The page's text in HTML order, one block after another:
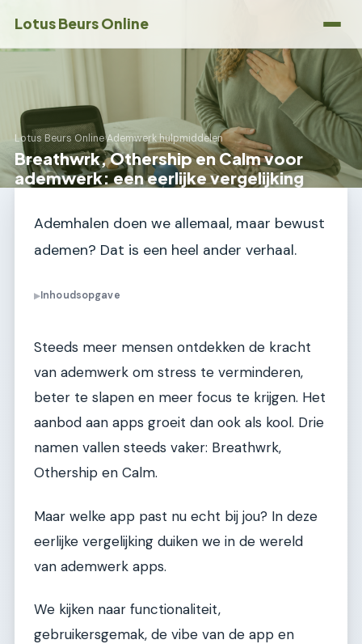
Lotus Beurs Online
Lotus Beurs Online›Ademwerk hulpmiddelen
Breathwrk, Othership en Calm voor
ademwerk: een eerlijke vergelijking
Ademhalen doen we allemaal, maar bewust
ademen? Dat is een heel ander verhaal.
▶Inhoudsopgave
Steeds meer mensen ontdekken de kracht
van ademwerk om stress te verminderen,
beter te slapen en meer focus te krijgen. Het
aanbod aan apps groeit dan ook als kool. Drie
namen vallen steeds vaker: Breathwrk,
Othership en Calm.
Maar welke app past nu echt bij jou? In deze
eerlijke vergelijking duiken we in de wereld
van ademwerk apps.
We kijken naar functionaliteit,
gebruikersgemak, de vibe van de app en